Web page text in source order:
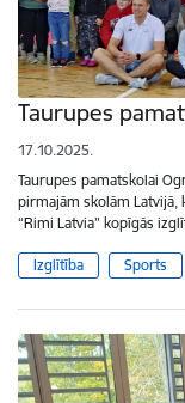
Taurupes
17.10.2025.
Taurupes pamatskolai
pirmajām skolām Latvijā,
“Rimi Latvia” kopīgās
Izglītība Sports